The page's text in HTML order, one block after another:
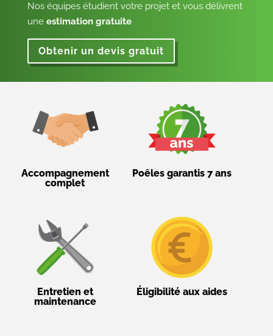
Nos équipes étudient votre projet et vous délivrent
une estimation gratuite
Obtenir un devis gratuit
Accompagnement
complet
Poêles garantis 7 ans
Entretien et
maintenance
Éligibilité aux aides